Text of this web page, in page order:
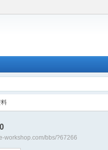
料
workshop.com/bbs/?67266